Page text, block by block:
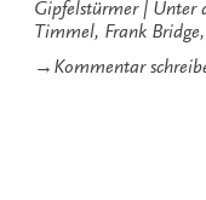
Gipfelstürmer
Unter
Timmel, Frank Bridge,
→ Kommentar